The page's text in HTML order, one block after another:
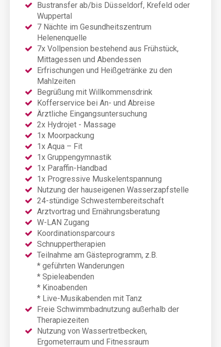
Bustransfer ab/bis Düsseldorf, Krefeld oder
Wuppertal
7 Nächte im Gesundheitszentrum
Helenenquelle
7x Vollpension bestehend aus Frühstück,
Mittagessen und Abendessen
Erfrischungen und Heißgetränke zu den
Mahlzeiten
Begrüßung mit Willkommensdrink
Kofferservice bei An- und Abreise
Ärztliche Eingangsuntersuchung
2x Hydrojet - Massage
1x Moorpackung
1x Aqua – Fit
1x Gruppengymnastik
1x Paraffin-Handbad
1x Progressive Muskelentspannung
Nutzung der hauseigenen Wasserzapfstelle
24-stündige Schwesternbereitschaft
Arztvortrag und Ernährungsberatung
W-LAN Zugang
Koordinationsparcours
Schnuppertherapien
Teilnahme am Gästeprogramm, z.B.
* geführten Wanderungen
* Spieleabenden
* Kinoabenden
* Live-Musikabenden mit Tanz
Freie Schwimmbadnutzung außerhalb der
Therapiezeiten
Nutzung von Wassertretbecken,
Ergometerraum und Fitnessraum